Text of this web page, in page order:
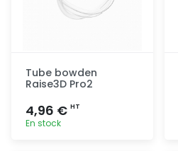
Tube bowden
Raise3D Pro2
4,96 € HT
En stock